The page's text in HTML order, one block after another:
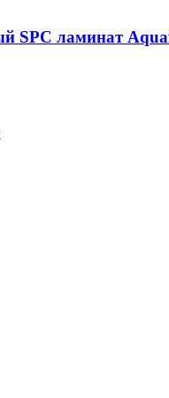
SPC ламинат